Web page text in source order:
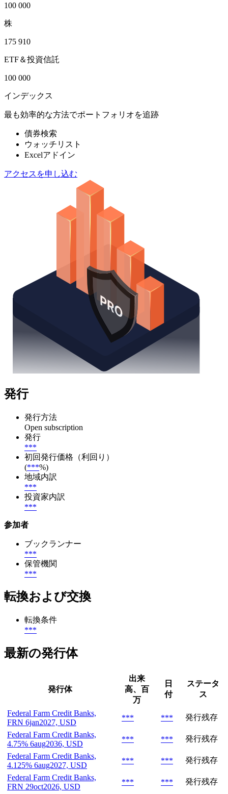
100 000
株
175 910
ETF＆投資信託
100 000
インデックス
最も効率的な方法でポートフォリオを追跡
債券検索
ウォッチリスト
Excelアドイン
アクセスを申し込む
発行
発行方法
Open subscription
発行
***
初回発行価格（利回り）
(***%)
地域内訳
***
投資家内訳
***
参加者
ブックランナー
***
保管機関
***
転換および交換
転換条件
***
最新の発行体
発行体
出来
高、百
万
日
付
ステータ
ス
Federal Farm Credit Banks,
FRN 6jan2027, USD
*** ***
発行残存
Federal Farm Credit Banks,
4.75% 6aug2036, USD
*** ***
発行残存
Federal Farm Credit Banks,
4.125% 6aug2027, USD
*** ***
発行残存
Federal Farm Credit Banks,
FRN 29oct2026, USD
*** ***
発行残存